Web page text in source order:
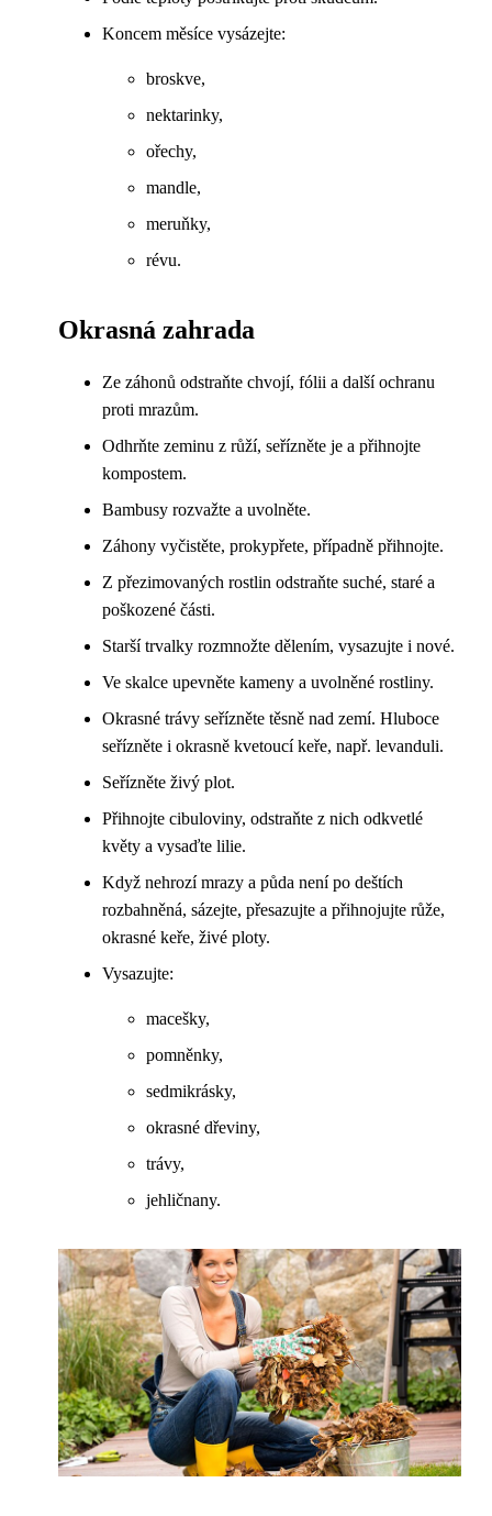
Koncem měsíce vysázejte:
broskve,
nektarinky,
ořechy,
mandle,
meruňky,
révu.
Okrasná zahrada
Ze záhonů odstraňte chvojí, fólii a další ochranu
proti mrazům.
Odhrňte zeminu z růží, seřízněte je a přihnojte
kompostem.
Bambusy rozvažte a uvolněte.
Záhony vyčistěte, prokypřete, případně přihnojte.
Z přezimovaných rostlin odstraňte suché, staré a
poškozené části.
Starší trvalky rozmnožte dělením, vysazujte i nové.
Ve skalce upevněte kameny a uvolněné rostliny.
Okrasné trávy seřízněte těsně nad zemí. Hluboce
seřízněte i okrasně kvetoucí keře, např. levanduli.
Seřízněte živý plot.
Přihnojte cibuloviny, odstraňte z nich odkvetlé
květy a vysaďte lilie.
Když nehrozí mrazy a půda není po deštích
rozbahněná, sázejte, přesazujte a přihnojujte růže,
okrasné keře, živé ploty.
Vysazujte:
macešky,
pomněnky,
sedmikrásky,
okrasné dřeviny,
trávy,
jehličnany.